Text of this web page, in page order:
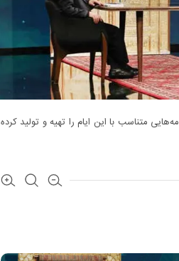
متناسب با این ایام را تهیه و تولید کرده